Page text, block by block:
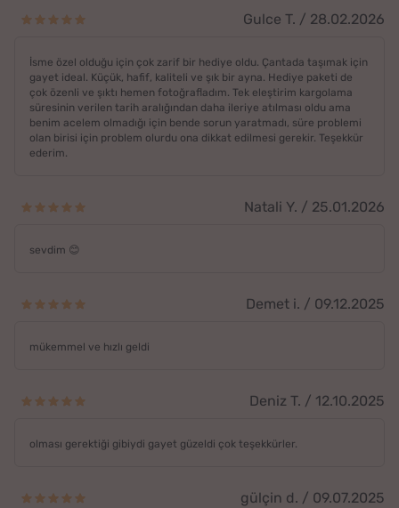
Gulce T. / 28.02.2026
İsme özel olduğu için çok zarif bir hediye oldu. Çantada taşımak için
gayet ideal. Küçük, hafif, kaliteli ve şık bir ayna. Hediye paketi de
çok özenli ve şıktı hemen fotoğrafladım. Tek eleştirim kargolama
süresinin verilen tarih aralığından daha ileriye atılması oldu ama
benim acelem olmadığı için bende sorun yaratmadı, süre problemi
olan birisi için problem olurdu ona dikkat edilmesi gerekir. Teşekkür
ederim.
Natali Y. / 25.01.2026
sevdim 😊
Demet i. / 09.12.2025
mükemmel ve hızlı geldi
Deniz T. / 12.10.2025
olması gerektiği gibiydi gayet güzeldi çok teşekkürler.
gülçin d. / 09.07.2025